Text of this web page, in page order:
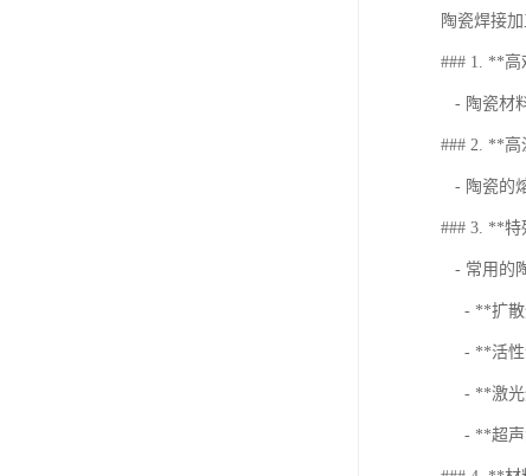
陶瓷焊接
### 1. **
- 陶瓷材
### 2. **
- 陶瓷的
### 3. **
- 常用的
- **扩散
- **活性
- **激光
- **超声